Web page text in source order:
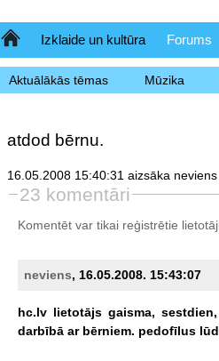
SākumlapaIzklaide un kultūra Forums
Aktuālākās tēmas Mūzika
atdod bērnu.
16.05.2008 15:40:31 aizsāka neviens
23 komentāri
Komentēt var tikai reģistrētie
neviens, 16.05.2008. 15:43:07
hc.lv lietotājs gaisma, sestdien,
darbībā ar bērniem. pedofīlus